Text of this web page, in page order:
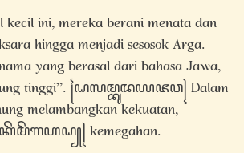
ini, mereka berani menata dan
hingga menjadi sesosok Arga.
yang berasal dari bahasa Jawa,
tinggi”. ꧌ꦝꦭꦩ꧀ꦧꦸꦢꦪꦗꦮ꧍ Dalam
melambangkan kekuatan,
꧌ꦏꦼꦩꦼꦒꦲꦝ꧀꧍ kemegahan.